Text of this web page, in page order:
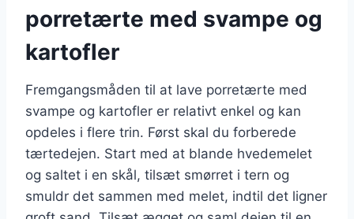
porretærte med svampe og
kartofler
Fremgangsmåden til at lave porretærte med
svampe og kartofler er relativt enkel og kan
opdeles i flere trin. Først skal du forberede
tærtedejen. Start med at blande hvedemelet
og saltet i en skål, tilsæt smørret i tern og
smuldr det sammen med melet, indtil det ligner